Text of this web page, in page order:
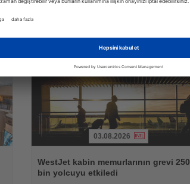
Oku
03.08.2026
WestJet kabin memurlarının grevi 250
bin yolcuyu etkiledi